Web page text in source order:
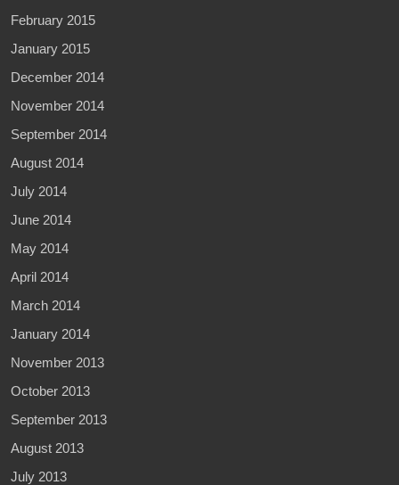
February 2015
January 2015
December 2014
November 2014
September 2014
August 2014
July 2014
June 2014
May 2014
April 2014
March 2014
January 2014
November 2013
October 2013
September 2013
August 2013
July 2013